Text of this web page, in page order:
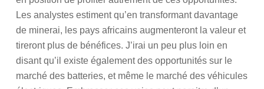
Les analystes estiment qu’en transformant davantage
de minerai, les pays africains augmenteront la valeur et
tireront plus de bénéfices. J’irai un peu plus loin en
disant qu’il existe également des opportunités sur le
marché des batteries, et même le marché des véhicules